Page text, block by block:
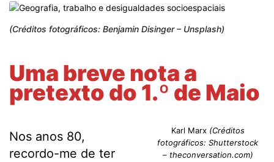
(Créditos fotográficos: Benjamin Disinger – Unsplash)
Uma breve nota a
pretexto do 1.º de Maio
Karl Marx (Créditos
fotográficos: Shutterstock
– theconversation.com)
Nos anos 80,
recordo-me de ter